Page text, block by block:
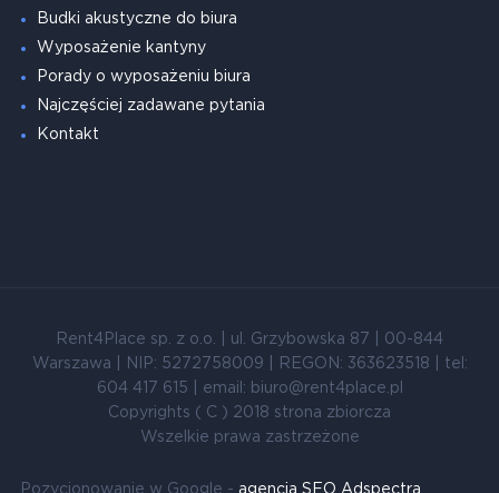
Budki akustyczne do biura
Wyposażenie kantyny
Porady o wyposażeniu biura
Najczęściej zadawane pytania
Kontakt
Rent4Place sp. z o.o. | ul. Grzybowska 87 | 00-844
Warszawa | NIP: 5272758009 | REGON: 363623518 | tel:
604 417 615 | email: biuro@rent4place.pl
Copyrights ( C ) 2018 strona zbiorcza
Wszelkie prawa zastrzeżone